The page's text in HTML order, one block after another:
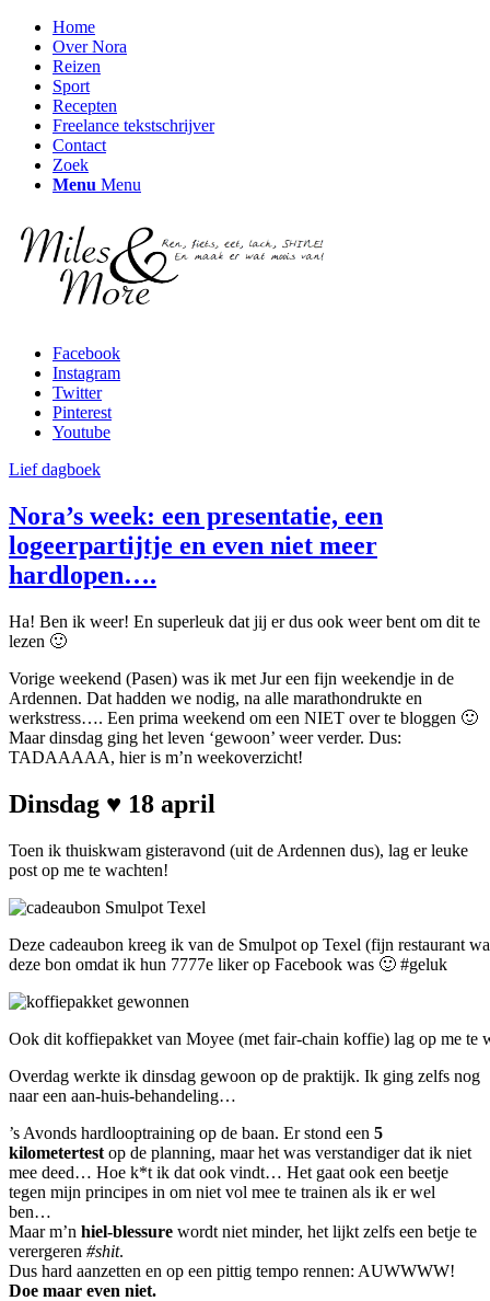
Home
Over Nora
Reizen
Sport
Recepten
Freelance tekstschrijver
Contact
Zoek
Menu Menu
Facebook
Instagram
Twitter
Pinterest
Youtube
Lief dagboek
Nora’s week: een presentatie, een
logeerpartijtje en even niet meer
hardlopen….
Ha! Ben ik weer! En superleuk dat jij er dus ook weer bent om dit te
lezen 🙂
Vorige weekend (Pasen) was ik met Jur een fijn weekendje in de
Ardennen. Dat hadden we nodig, na alle marathondrukte en
werkstress…. Een prima weekend om een NIET over te bloggen 🙂
Maar dinsdag ging het leven ‘gewoon’ weer verder. Dus:
TADAAAAA, hier is m’n weekoverzicht!
Dinsdag ♥ 18 april
Toen ik thuiskwam gisteravond (uit de Ardennen dus), lag er leuke
post op me te wachten!
Deze cadeaubon kreeg ik van de Smulpot op Texel (fijn restaurant
deze bon omdat ik hun 7777e liker op Facebook was 🙂 #geluk
Ook dit koffiepakket van Moyee (met fair-chain koffie) lag op me te
Overdag werkte ik dinsdag gewoon op de praktijk. Ik ging zelfs nog
naar een aan-huis-behandeling…
’s Avonds hardlooptraining op de baan. Er stond een 5
kilometertest op de planning, maar het was verstandiger dat ik niet
mee deed… Hoe k*t ik dat ook vindt… Het gaat ook een beetje
tegen mijn principes in om niet vol mee te trainen als ik er wel
ben…
Maar m’n hiel-blessure wordt niet minder, het lijkt zelfs een betje te
verergeren #shit.
Dus hard aanzetten en op een pittig tempo rennen: AUWWWW!
Doe maar even niet.